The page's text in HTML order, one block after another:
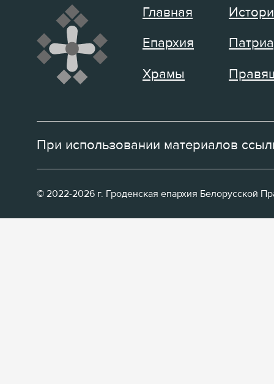
Главная
Епархия
Храмы
При использовании материалов
© 2022-2026 г. Гроденская епархия Белорусской